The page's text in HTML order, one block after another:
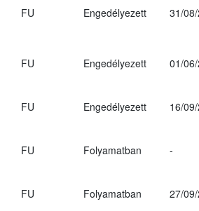
FU Engedélyezett 31/
FU Engedélyezett 01/
FU Engedélyezett 16/
FU Folyamatban -
FU Folyamatban 27/